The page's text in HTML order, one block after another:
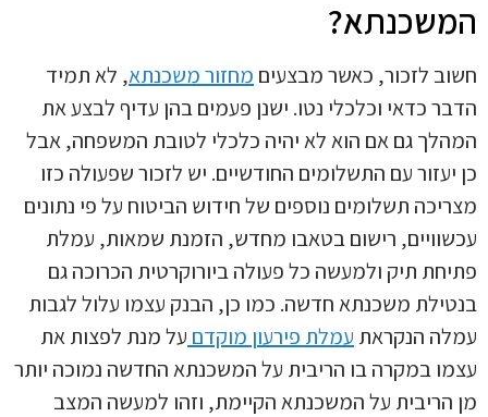
לזכור, כאשר מבצעיםמחזור משכנתא, לא תמיד
כדאי וכלכלי נטו. ישנן פעמים בהן עדיף לבצע את
גם אם הוא לא יהיה כלכלי לטובת המשפחה, אבל
עם התשלומים החודשיים. יש לזכור שפעולה כזו
תשלומים נוספים של חידוש הביטוח על פי נתונים
רישום בטאבו מחדש, הזמנת שמאות, עמלת
תיק ולמעשה כל פעולה ביורוקרטית הכרוכה גם
משכנתא חדשה. כמו כן, הבנק עצמו עלול לגבות
הנקראתעמלת פירעון מוקדםעל מנת לפצות את
במקרה בו הריבית על המשכנתא החדשה נמוכה יותר
על המשכנתא הקיימת, וזהו למעשה המצב